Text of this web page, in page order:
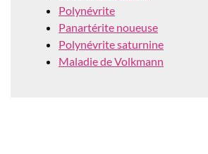
Polynévrite
Panartérite noueuse
Polynévrite saturnine
Maladie de Volkmann